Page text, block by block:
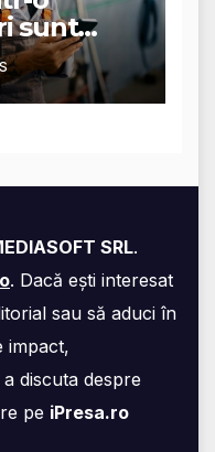
sunt
SRL.
. Dacă ești interesat
sau să aduci în
impact,
discuta despre
pe iPresa.ro